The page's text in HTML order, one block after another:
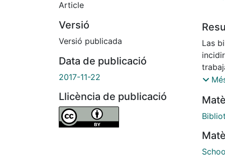
Article
Versió
Versió publicada
Data de publicació
2017-11-22
Llicència de publicació
Las
Con